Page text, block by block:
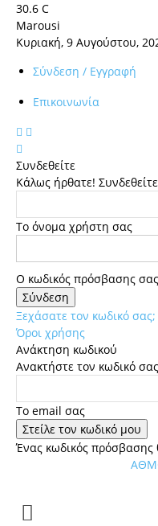
30.6 C
Marousi
Κυριακή, 9 Αυγούστου,
Σύνδεση / Εγγραφή
Επικοινωνία
Συνδεθείτε
Κάλως ήρθατε!
Το όνομα χρήστη σας
Ο κωδικός πρόσβασης σας
Ξεχάσατε τον κωδικό
Όροι χρήσης
Ανάκτηση κωδικού
Ανακτήστε τον κωδικό σας
Tο email σας
Ένας κωδικός πρόσβασης